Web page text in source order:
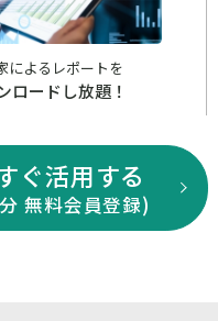
によるレポートを
ロードし放題！
ぐ活用する
無料会員登録)